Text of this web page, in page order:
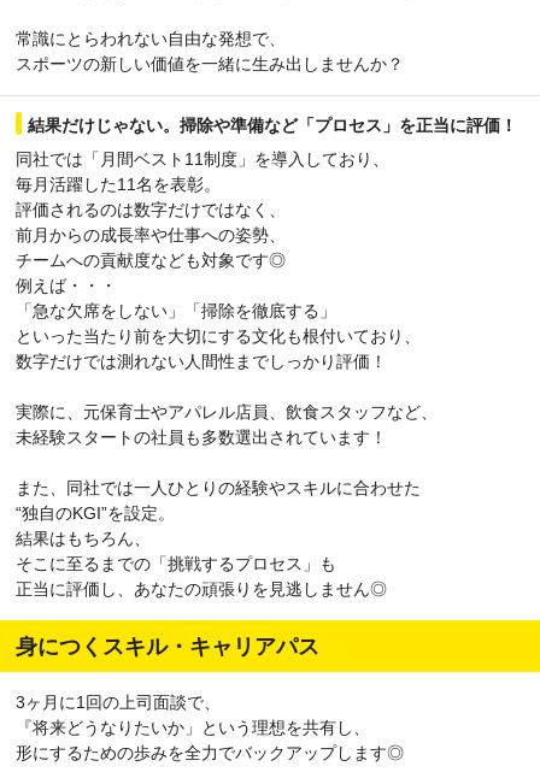
常識にとらわれない自由な発想で、
スポーツの新しい価値を一緒に生み出しませんか？
結果だけじゃない。掃除や準備など「プロセス」を正当に評価！
同社では「月間ベスト11制度」を導入しており、
毎月活躍した11名を表彰。
評価されるのは数字だけではなく、
前月からの成長率や仕事への姿勢、
チームへの貢献度なども対象です◎
例えば・・・
「急な欠席をしない」「掃除を徹底する」
といった当たり前を大切にする文化も根付いており、
数字だけでは測れない人間性までしっかり評価！
実際に、元保育士やアパレル店員、飲食スタッフなど、
未経験スタートの社員も多数選出されています！
また、同社では一人ひとりの経験やスキルに合わせた
“独自のKGI”を設定。
結果はもちろん、
そこに至るまでの「挑戦するプロセス」も
正当に評価し、あなたの頑張りを見逃しません◎
身につくスキル・キャリアパス
3ヶ月に1回の上司面談で、
『将来どうなりたいか」という理想を共有し、
形にするための歩みを全力でバックアップします◎